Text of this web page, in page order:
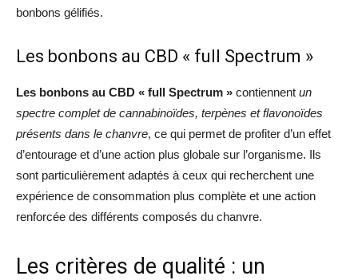
bonbons gélifiés.
Les bonbons au CBD « full Spectrum »
Les bonbons au CBD « full Spectrum » contiennent un
spectre complet de cannabinoïdes, terpènes et flavonoïdes
présents dans le chanvre, ce qui permet de profiter d’un effet
d’entourage et d’une action plus globale sur l’organisme. Ils
sont particulièrement adaptés à ceux qui recherchent une
expérience de consommation plus complète et une action
renforcée des différents composés du chanvre.
Les critères de qualité : un